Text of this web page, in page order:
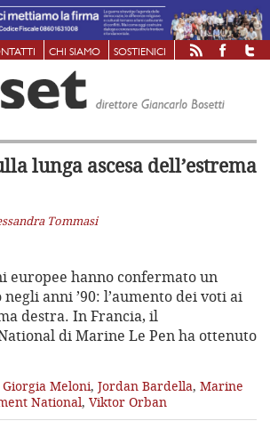
CHI SIAMO SOSTIENICI
lunga ascesa dell’estrema
Tommasi
europee hanno confermato un
anni ’90: l’aumento dei voti ai
destra. In Francia, il
di Marine Le Pen ha ottenuto
Giorgia Meloni, Jordan Bardella, Marine
National, Viktor Orban